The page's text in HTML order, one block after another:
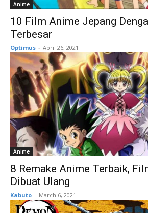
Anime
10 Film Anime Jepang
Terbesar
Optimus - April 26, 2021
Anime
8 Remake Anime Terbaik,
Dibuat Ulang
Kabuto - March 6, 2021